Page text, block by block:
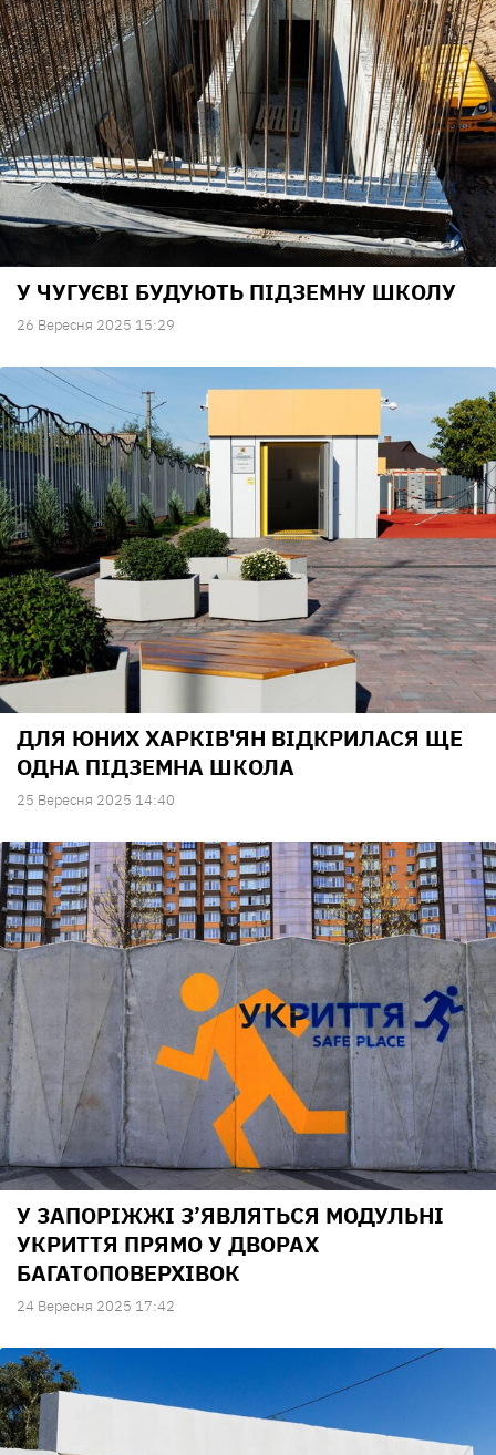
У ЧУГУЄВІ БУДУЮТЬ ПІДЗЕМНУ ШКОЛУ
26 Вересня 2025 15:29
ДЛЯ ЮНИХ ХАРКІВ'ЯН ВІДКРИЛАСЯ ЩЕ
ОДНА ПІДЗЕМНА ШКОЛА
25 Вересня 2025 14:40
У ЗАПОРІЖЖІ З’ЯВЛЯТЬСЯ МОДУЛЬНІ
УКРИТТЯ ПРЯМО У ДВОРАХ
БАГАТОПОВЕРХІВОК
24 Вересня 2025 17:42